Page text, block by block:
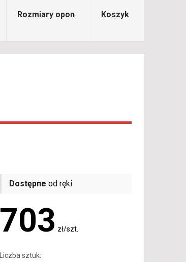
Rozmiary opon Koszyk
Dostępne od ręki
703 zł/szt.
Liczba sztuk: